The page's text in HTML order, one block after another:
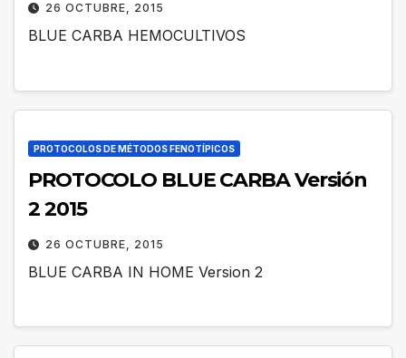
26 OCTUBRE, 2015
BLUE CARBA HEMOCULTIVOS
PROTOCOLOS DE MÉTODOS FENOTÍPICOS
PROTOCOLO BLUE CARBA Versión
2 2015
26 OCTUBRE, 2015
BLUE CARBA IN HOME Version 2